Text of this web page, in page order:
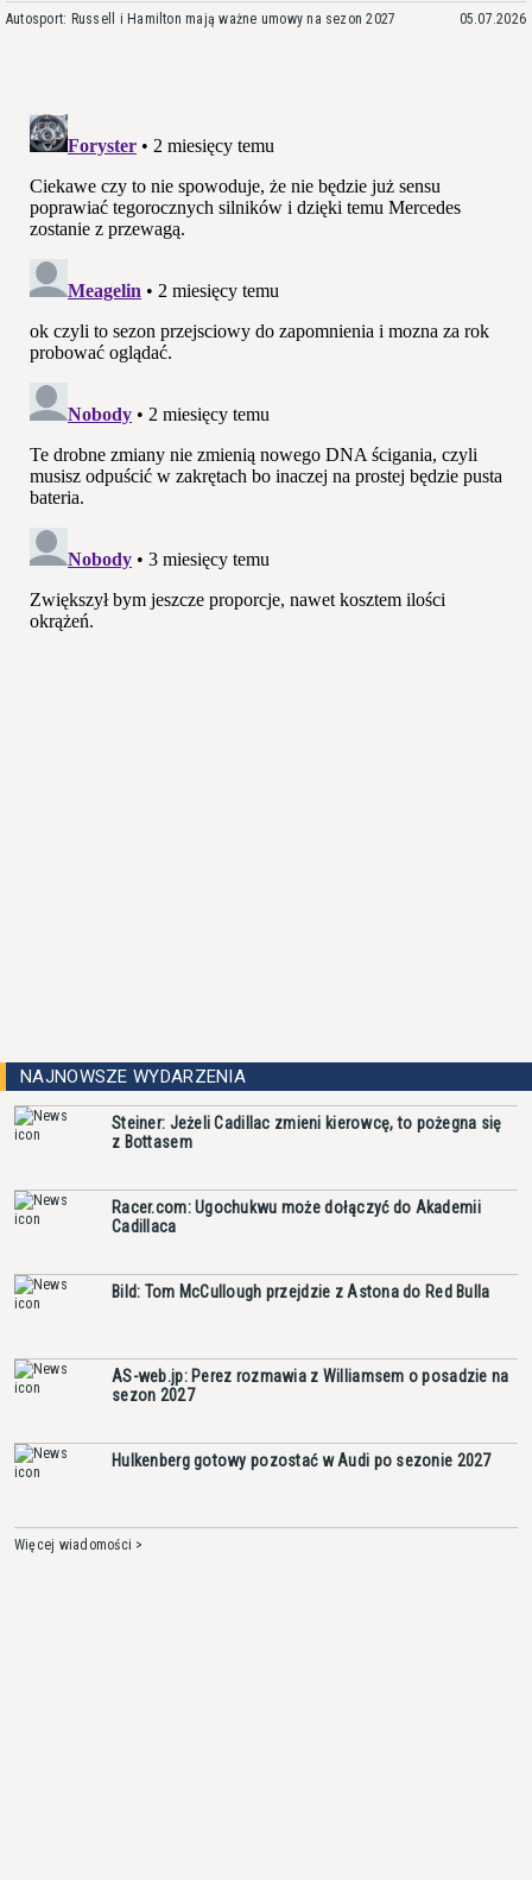
Autosport: Russell i Hamilton mają ważne umowy na sezon 2027 05.07.2026
NAJNOWSZE WYDARZENIA
Steiner: Jeżeli Cadillac zmieni kierowcę, to pożegna się
z Bottasem
Racer.com: Ugochukwu może dołączyć do Akademii
Cadillaca
Bild: Tom McCullough przejdzie z Astona do Red Bulla
AS-web.jp: Perez rozmawia z Williamsem o posadzie na
sezon 2027
Hulkenberg gotowy pozostać w Audi po sezonie 2027
Więcej wiadomości >